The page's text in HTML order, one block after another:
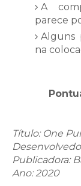
A
parece
Alguns
na
Título: One
Publicadora:
Ano: 2020